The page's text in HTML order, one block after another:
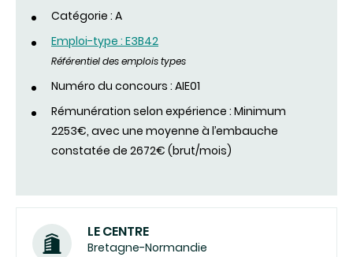
Catégorie : A
Emploi-type : E3B42
Référentiel des emplois types
Numéro du concours : AIE01
Rémunération selon expérience : Minimum
2253€, avec une moyenne à l’embauche
constatée de 2672€ (brut/mois)
LE CENTRE
Bretagne-Normandie